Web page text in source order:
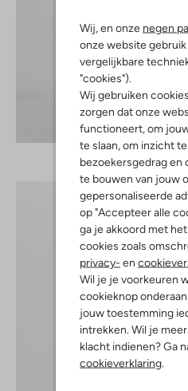
Wij, en onze negen
onze website
vergelijkbare
"cookies").
Wij gebruiken
zorgen dat onze
functioneert, om
te slaan, om inzicht
bezoekersgedrag en
te bouwen van jouw
gepersonaliseerde
op "Accepteer alle
ga je akkoord met
cookies zoals
privacy- en
Wil je je voorkeuren
cookieknop
jouw toestemming
intrekken. Wil je
klacht indienen? Ga
cookieverklaring.
Ontdek de look